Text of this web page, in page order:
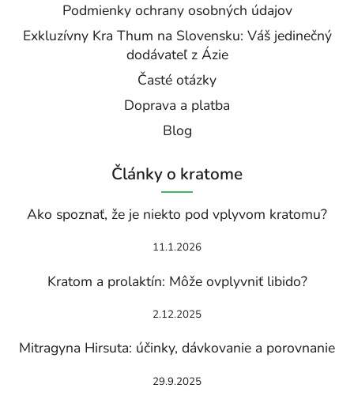
Podmienky ochrany osobných údajov
Exkluzívny Kra Thum na Slovensku: Váš jedinečný
dodávateľ z Ázie
Časté otázky
Doprava a platba
Blog
Články o kratome
Ako spoznať, že je niekto pod vplyvom kratomu?
11.1.2026
Kratom a prolaktín: Môže ovplyvniť libido?
2.12.2025
Mitragyna Hirsuta: účinky, dávkovanie a porovnanie
29.9.2025